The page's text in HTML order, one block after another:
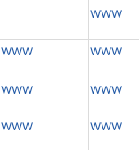
www
www www
www
www
www
www